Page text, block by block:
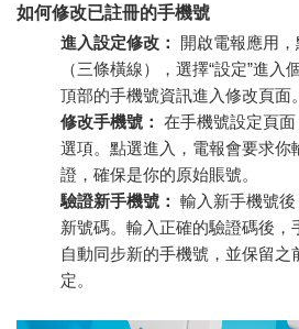
如何修改已註冊的手機號
進入設定修改：
開啟電報應用
（三條橫線），選擇“設定”進
頂部的手機號資訊進入修改頁面。
修改手機號： 在手機號設定頁面
選項。點選進入，電報會要求你
證，確保是你的原始賬號。
驗證新手機號： 輸入新手機號
新號碼。輸入正確的驗證碼後，
自動同步新的手機號，並保留之
定。